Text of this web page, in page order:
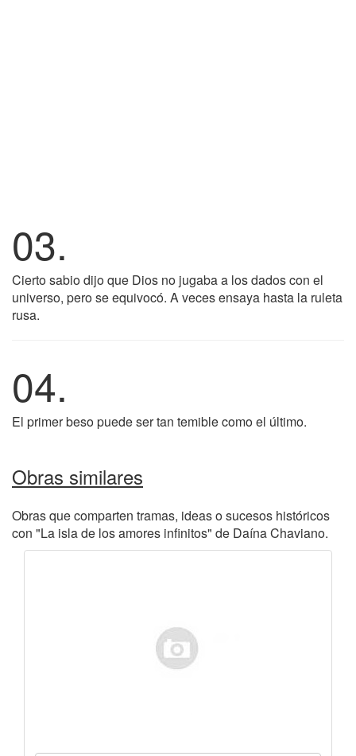
03.
Cierto sabio dijo que Dios no jugaba a los dados con el
universo, pero se equivocó. A veces ensaya hasta la ruleta
rusa.
04.
El primer beso puede ser tan temible como el último.
Obras similares
Obras que comparten tramas, ideas o sucesos históricos
con "La isla de los amores infinitos" de Daína Chaviano.